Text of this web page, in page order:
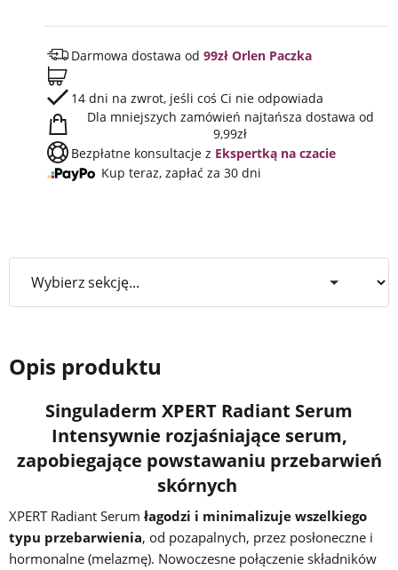
Darmowa dostawa od 99zł Orlen Paczka
14 dni na zwrot, jeśli coś Ci nie odpowiada
Dla mniejszych zamówień najtańsza dostawa od
9,99zł
Bezpłatne konsultacje z Ekspertką na czacie
Kup teraz, zapłać za 30 dni
Opis produktu
Singuladerm XPERT Radiant Serum
Intensywnie rozjaśniające serum,
zapobiegające powstawaniu przebarwień
skórnych
XPERT Radiant Serum łagodzi i minimalizuje wszelkiego
typu przebarwienia, od pozapalnych, przez posłoneczne i
hormonalne (melazmę). Nowoczesne połączenie składników